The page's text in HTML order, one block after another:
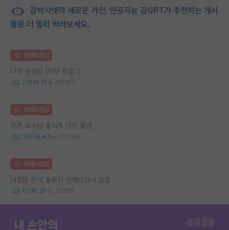
김박사넷의 새로운 거인, 인공지능 김GPT가 추천하는 게시
물로 더 멀리 바라보세요.
명예의전당
나의 선생님 (자랑 포함..)
218 21 28987
명예의전당
우리 교수님 솔직히 너무 좋음
326 47 105150
명예의전당
대학원 온게 잘못된 선택이었나 싶음
121 20 31380